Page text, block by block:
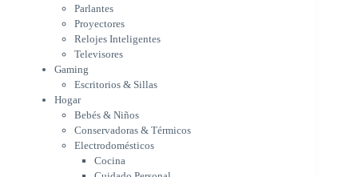
Conservadoras & Térmicos
Electrodomésticos
Cocina
Cuidado Personal
Limpieza & Organización
Equipos de oficina
Herramientas & Utilidad
Impresoras
A chorro
Etiqueta & Ticket
Formato Ancho & Plotters
Parlantes
Proyectores
Relojes Inteligentes
Televisores
Gaming
Escritorios & Sillas
Hogar
Bebés & Niños
Conservadoras & Térmicos
Electrodomésticos
Cocina